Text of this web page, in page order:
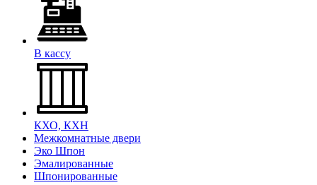
В кассу
КХО, КХН
Межкомнатные двери
Эко Шпон
Эмалированные
Шпонированные